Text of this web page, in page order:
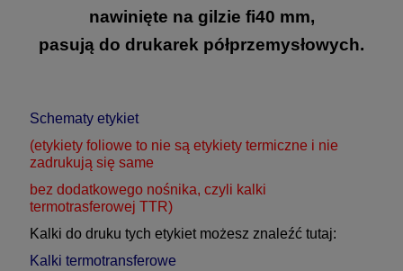
nawinięte na gilzie fi40 mm,
pasują do drukarek półprzemysłowych.
Schematy etykiet
(etykiety foliowe to nie są etykiety termiczne i nie
zadrukują się same
bez dodatkowego nośnika, czyli kalki
termotrasferowej TTR)
Kalki do druku tych etykiet możesz znaleźć tutaj:
Kalki termotransferowe